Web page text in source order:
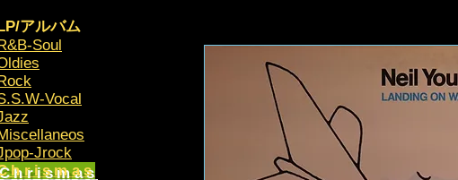
アルバム
Soul
Vocal
Jrock